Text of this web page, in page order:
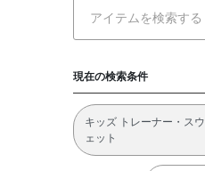
現在の検索条件
キッズ トレーナー・スウ
ェット